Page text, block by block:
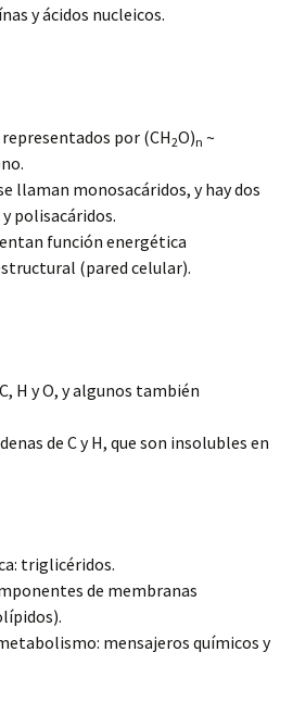
y ácidos nucleicos.
por (CH2O)n ~
llaman monosacáridos, y hay dos
polisacáridos.
función energética
(pared celular).
H y O, y algunos también
de C y H, que son insolubles en
triglicéridos.
de membranas
mensajeros químicos y